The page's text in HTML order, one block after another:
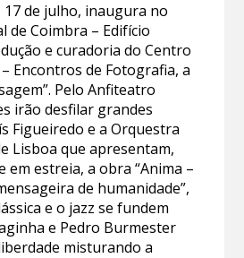
de julho, inaugura no
de Coimbra – Edifício
e curadoria do Centro
Encontros de Fotografia, a
Pelo Anfiteatro
irão desfilar grandes
Figueiredo e a Orquestra
Lisboa que apresentam,
em estreia, a obra “Anima –
de humanidade”,
e o jazz se fundem
e Pedro Burmester
misturando a